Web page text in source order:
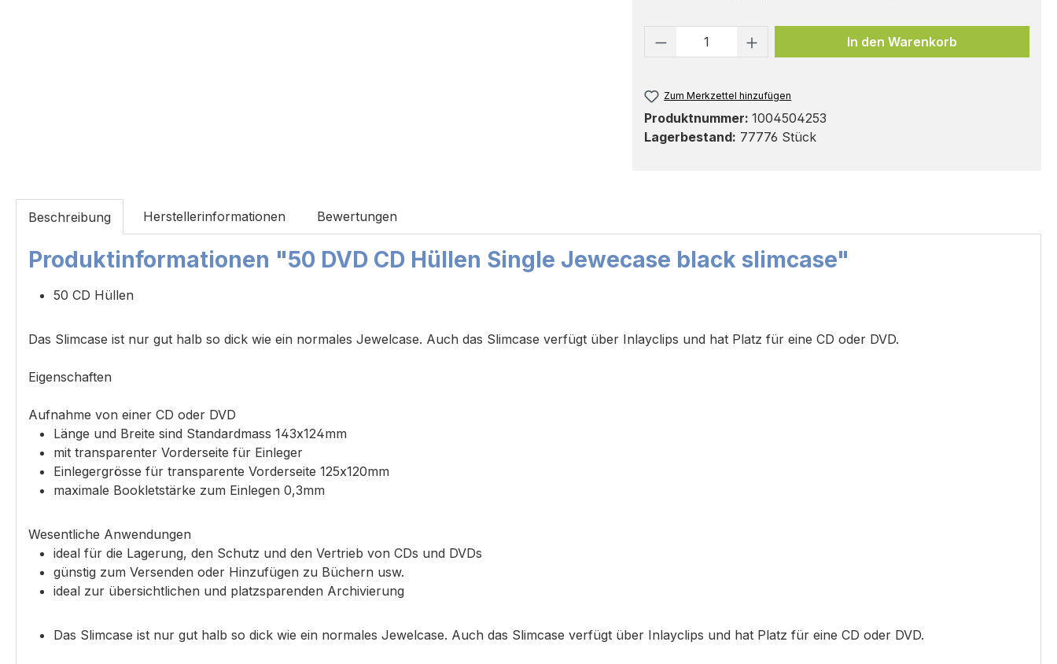
Produkt Anzahl: Gib den gewünschten Wert
In den Warenkorb
Zum Merkzettel hinzufügen
Produktnummer: 1004504253
Lagerbestand: 77776 Stück
Beschreibung Herstellerinformationen Bewertungen
Produktinformationen "50 DVD CD Hüllen Single Jewecase black slimcase"
50 CD Hüllen
Das Slimcase ist nur gut halb so dick wie ein normales Jewelcase. Auch das Slimcase verfügt über Inlayclips und hat Platz für eine CD oder DVD.
Eigenschaften
Aufnahme von einer CD oder DVD
Länge und Breite sind Standardmass 143x124mm
mit transparenter Vorderseite für Einleger
Einlegergrösse für transparente Vorderseite 125x120mm
maximale Bookletstärke zum Einlegen 0,3mm
Wesentliche Anwendungen
ideal für die Lagerung, den Schutz und den Vertrieb von CDs und DVDs
günstig zum Versenden oder Hinzufügen zu Büchern usw.
ideal zur übersichtlichen und platzsparenden Archivierung
Das Slimcase ist nur gut halb so dick wie ein normales Jewelcase. Auch das Slimcase verfügt über Inlayclips und hat Platz für eine CD oder DVD.